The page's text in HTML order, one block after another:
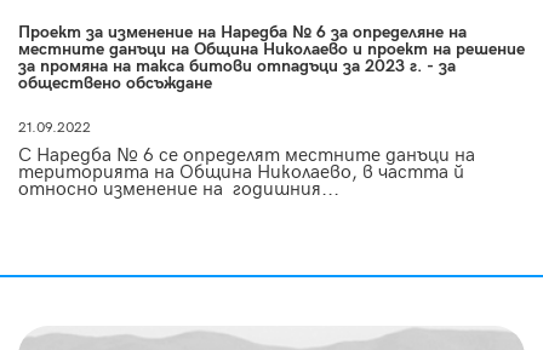
Проект за изменение на Наредба № 6 за определяне на
местните данъци на Община Николаево и проект на решение
за промяна на такса битови отпадъци за 2023 г. - за
обществено обсъждане
21.09.2022
С Наредба № 6 се определят местните данъци на
територията на Община Николаево, в частта й
относно изменение на годишния...